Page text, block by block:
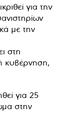
για την
με την
στη
κυβέρνηση,
για 25
στην